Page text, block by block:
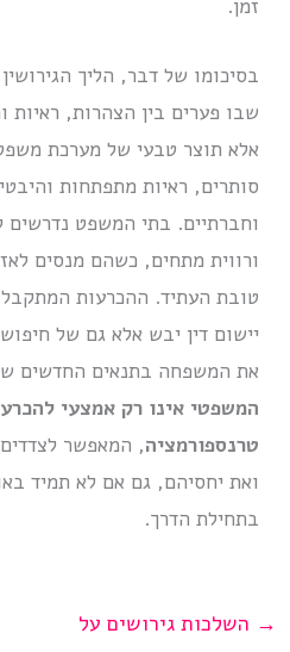
זמן.
בסיכומו של דבר, הליך
שבו פערים בין הצהרות, ראיות
אלא תוצר טבעי של מערכת
סותרים, ראיות מתפתחות
וחברתיים. בתי המשפט נדרשים
ורווית מתחים, כשהם מנסים
טובת העתיד. ההכרעות
יישום דין יבש אלא גם של
את המשפחה בתנאים החדשים
המשפטי אינו רק אמצעי
טרנספורמציה, המאפשר
ואת יחסיהם, גם אם לא תמיד
בתחילת הדרך.
→ השלכות גירושים על